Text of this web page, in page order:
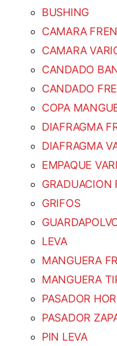
BUSHING
CAMARA
CAMARA
CANDADO
CANDADO
COPA
DIAFRAGMA
DIAFRAGMA
EMPAQUE
GRADUACION
GRIFOS
LEVA
MANGUERA
MANGUERA
PASADOR
PASADOR
PIN LEVA